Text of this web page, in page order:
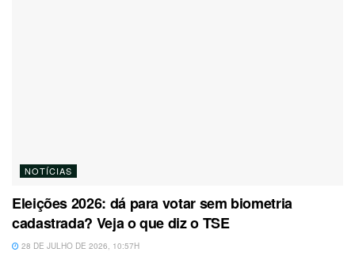
NOTÍCIAS
Eleições 2026: dá para votar sem biometria
cadastrada? Veja o que diz o TSE
28 DE JULHO DE 2026, 10:57H